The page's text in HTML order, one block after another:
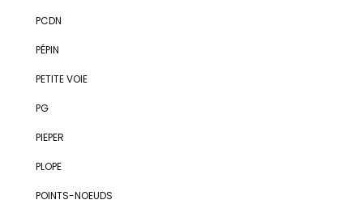
PCDN
PÉPIN
PETITE VOIE
PG
PIEPER
PLOPE
POINTS-NOEUDS